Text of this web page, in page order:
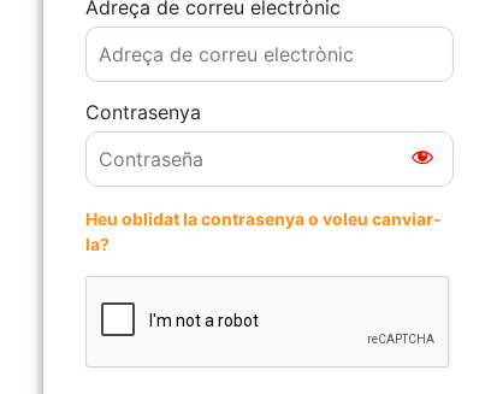
Adreça de correu electrònic
Contrasenya
Heu oblidat la contrasenya o voleu canviar-
la?